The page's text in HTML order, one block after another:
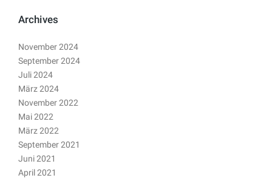
Archives
November 2024
September 2024
Juli 2024
März 2024
November 2022
Mai 2022
März 2022
September 2021
Juni 2021
April 2021